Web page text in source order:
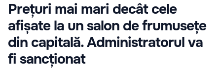
Prețuri mai mari decât cele
afișate la un salon de frumusețe
din capitală. Administratorul va
fi sancționat